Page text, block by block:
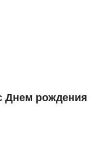
Днем рождения